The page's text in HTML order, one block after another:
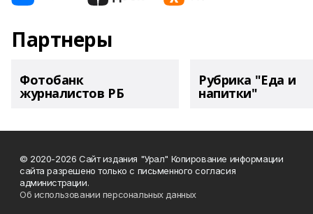
Партнеры
Фотобанк
журналистов РБ
Рубрика "Еда и
напитки"
© 2020-2026 Сайт издания "Урал" Копирование информации
сайта разрешено только с письменного согласия
администрации.
Об использовании персональных данных